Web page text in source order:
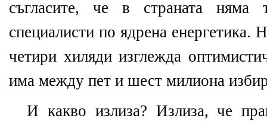
съгласите, че в страната няма
специалисти по ядрена
четири хиляди изглежда
има между пет и шест милиона
И какво излиза? Излиза, че